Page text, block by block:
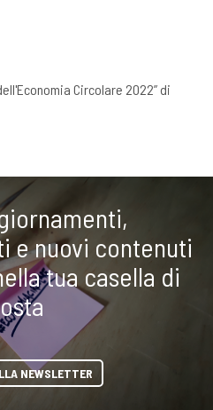
Circolare 2022” di
e nuovi contenuti
tua casella di
NEWSLETTER